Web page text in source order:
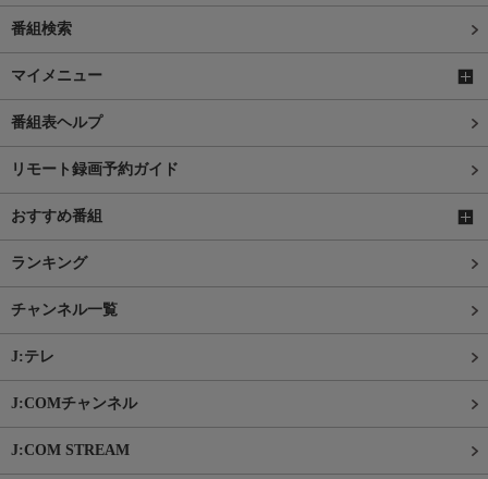
番組検索
マイメニュー
番組表ヘルプ
リモート録画予約ガイド
おすすめ番組
ランキング
チャンネル一覧
J:テレ
J:COMチャンネル
J:COM STREAM